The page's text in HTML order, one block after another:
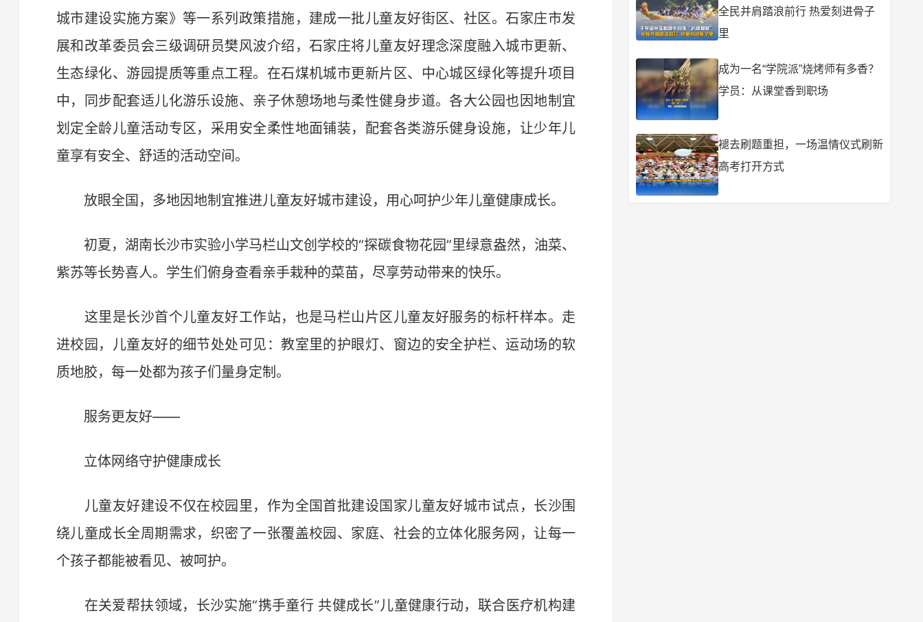
城市建设实施方案》等一系列政策措施，建成一批儿童友好街区、社区。石家庄市发
展和改革委员会三级调研员樊风波介绍，石家庄将儿童友好理念深度融入城市更新、
生态绿化、游园提质等重点工程。在石煤机城市更新片区、中心城区绿化等提升项目
中，同步配套适儿化游乐设施、亲子休憩场地与柔性健身步道。各大公园也因地制宜
划定全龄儿童活动专区，采用安全柔性地面铺装，配套各类游乐健身设施，让少年儿
童享有安全、舒适的活动空间。
放眼全国，多地因地制宜推进儿童友好城市建设，用心呵护少年儿童健康成长。
初夏，湖南长沙市实验小学马栏山文创学校的“探碳食物花园”里绿意盎然，油菜、
紫苏等长势喜人。学生们俯身查看亲手栽种的菜苗，尽享劳动带来的快乐。
这里是长沙首个儿童友好工作站，也是马栏山片区儿童友好服务的标杆样本。走
进校园，儿童友好的细节处处可见：教室里的护眼灯、窗边的安全护栏、运动场的软
质地胶，每一处都为孩子们量身定制。
服务更友好——
立体网络守护健康成长
儿童友好建设不仅在校园里，作为全国首批建设国家儿童友好城市试点，长沙围
绕儿童成长全周期需求，织密了一张覆盖校园、家庭、社会的立体化服务网，让每一
个孩子都能被看见、被呵护。
在关爱帮扶领域，长沙实施“携手童行 共健成长”儿童健康行动，联合医疗机构建
全民并肩踏浪前行 热爱刻进骨子
里
成为一名“学院派”烧烤师有多香？
学员：从课堂香到职场
褪去刷题重担，一场温情仪式刷新
高考打开方式